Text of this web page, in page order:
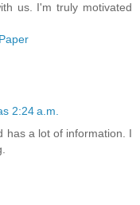
us. I'm truly motivated
2:24 a.m.
has a lot of information. I